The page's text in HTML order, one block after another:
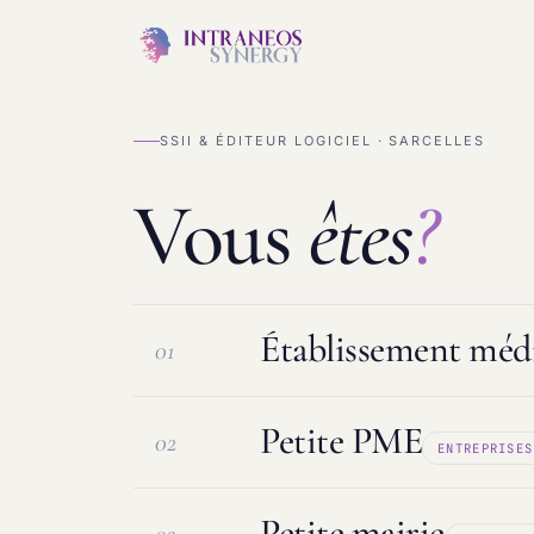
SSII & ÉDITEUR LOGICIEL · SARCELLES
Vousêtes?
01 Établissement
Logiciel ESMS & DUI Protection
02 Petite PME